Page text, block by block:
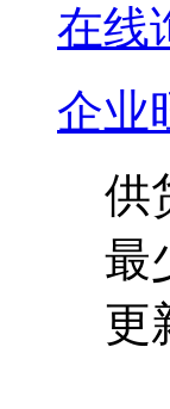
在线
企业
供
最
更